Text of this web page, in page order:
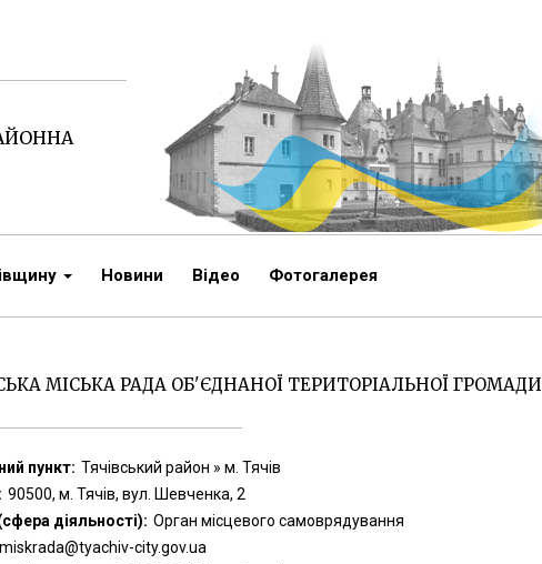
Новини Відео Фотогалерея
МІСЬКА РАДА ОБ'ЄДНАНОЇ ТЕРИТОРІАЛЬНОЇ ГРОМАДИ
пункт: Тячівський район » м. Тячів
90500, м. Тячів, вул. Шевченка, 2
діяльності): Орган місцевого самоврядування
city.gov.ua